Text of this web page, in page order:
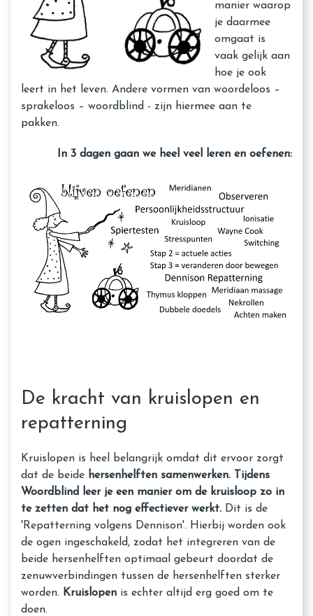
manier waarop
je daarmee
omgaat is
vaak gelijk aan
hoe je ook
leert in het leven. Andere vormen van woordeloos –
sprakeloos – woordblind - zijn hiermee aan te
pakken.
In 3 dagen gaan we heel veel leren en oefenen:
De kracht van kruislopen en
repatterning
Kruislopen is heel belangrijk omdat dit ervoor zorgt
dat de beide hersenhelften samenwerken. Tijdens
Woordblind leer je een manier om de kruisloop zo in
te zetten dat het nog effectiever werkt. Dit is de
'Repatterning volgens Dennison'. Hierbij worden ook
de ogen ingeschakeld, zodat het integreren van de
beide hersenhelften optimaal gebeurt doordat de
zenuwverbindingen tussen de hersenhelften sterker
worden. Kruislopen is echter altijd erg goed om te
doen.